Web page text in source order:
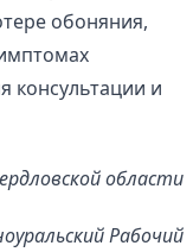
обоняния,
консультации и
области
Рабочий